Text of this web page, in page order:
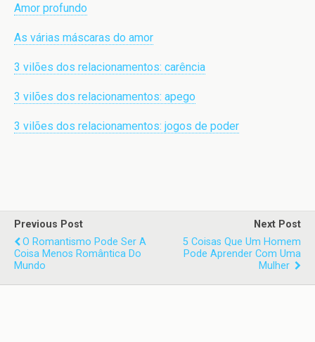
Amor profundo
As várias máscaras do amor
3 vilões dos relacionamentos: carência
3 vilões dos relacionamentos: apego
3 vilões dos relacionamentos: jogos de poder
Previous Post
O Romantismo Pode Ser A
Coisa Menos Romântica Do
Mundo
Next Post
5 Coisas Que Um Homem
Pode Aprender Com Uma
Mulher